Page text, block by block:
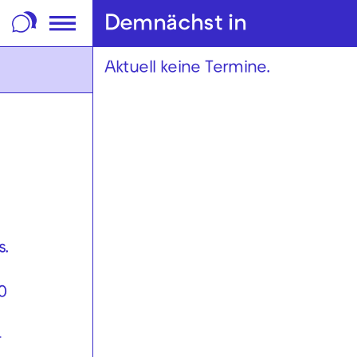
Footer springen
Demnächst in
Aktuell keine Termine.